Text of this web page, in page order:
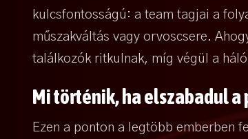
kulcsfontosságú: a team tagjai a
műszakváltás vagy orvoscsere.
találkozók ritkulnak, míg végül a
Mi történik, ha elszabadul a
Ezen a ponton a legtöbb emberben